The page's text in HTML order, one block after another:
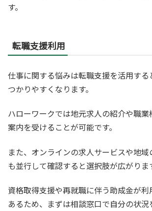
す。
転職支援利用
仕事に関する悩みは転職支援を活用す
つかりやすくなります。
ハローワークでは地元求人の紹介や職
案内を受けることが可能です。
また、オンラインの求人サービスや地
も並行して確認すると選択肢が広がりま
資格取得支援や再就職に伴う助成金が利
あるため、まずは相談窓口で自分の状況